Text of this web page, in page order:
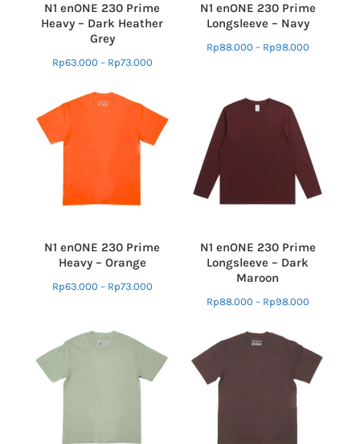
N1 enONE 230 Prime
Heavy – Dark Heather
Grey
Rp63.000 – Rp73.000
N1 enONE 230 Prime
Longsleeve – Navy
Rp88.000 – Rp98.000
N1 enONE 230 Prime
Heavy – Orange
Rp63.000 – Rp73.000
N1 enONE 230 Prime
Longsleeve – Dark
Maroon
Rp88.000 – Rp98.000